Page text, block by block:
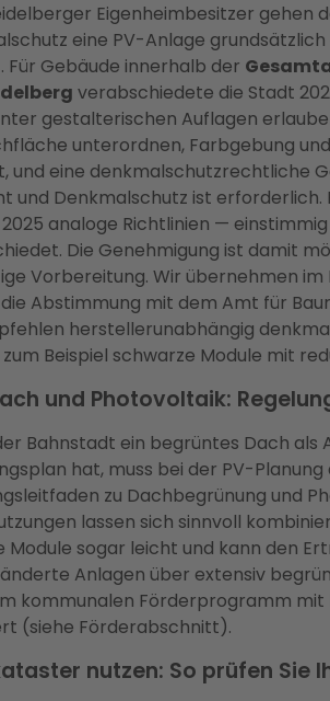
Eigenheimbesitzer gehen
eine PV-Anlage
Für Gebäude innerhalb der
verabschiedete die Stadt
gestalterischen Auflagen
unterordnen, Farbgebung
und eine denkmalschutzrechtliche
und Denkmalschutz ist erforderlich.
analoge Richtlinien —
Die Genehmigung ist damit
Vorbereitung. Wir übernehmen im
Abstimmung mit dem Amt für
herstellerunabhängig
Beispiel schwarze Module mit
und Photovoltaik:
Bahnstadt ein begrüntes Dach als
hat, muss bei der PV-
zu Dachbegrünung und
lassen sich sinnvoll
Module sogar leicht und kann den
Anlagen über extensiv
kommunalen Förderprogramm mit
(siehe Förderabschnitt).
nutzen: So prüfen Sie